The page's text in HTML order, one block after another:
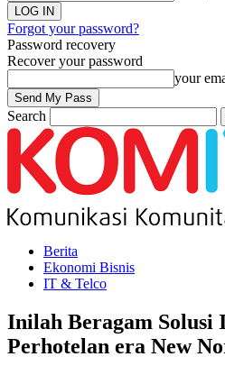
Forgot your password?
Password recovery
Recover your password
your
Search
Berita
Ekonomi Bisnis
IT & Telco
Inilah Beragam Solusi
Perhotelan era New